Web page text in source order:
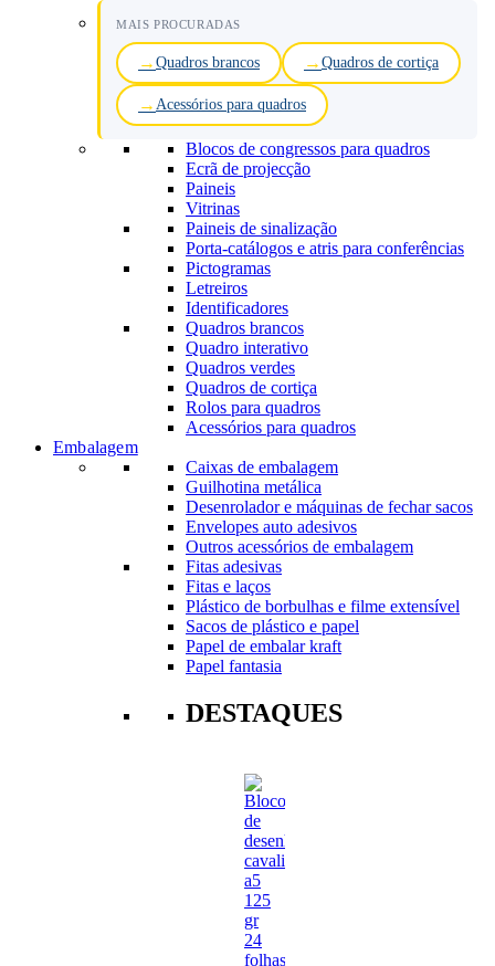
MAIS PROCURADAS
Quadros brancos Quadros de cortiça
Acessórios para quadros
Blocos de congressos para quadros
Ecrã de projecção
Paineis
Vitrinas
Paineis de sinalização
Porta-catálogos e atris para conferências
Pictogramas
Letreiros
Identificadores
Quadros brancos
Quadro interativo
Quadros verdes
Quadros de cortiça
Rolos para quadros
Acessórios para quadros
Embalagem
Caixas de embalagem
Guilhotina metálica
Desenrolador e máquinas de fechar sacos
Envelopes auto adesivos
Outros acessórios de embalagem
Fitas adesivas
Fitas e laços
Plástico de borbulhas e filme extensível
Sacos de plástico e papel
Papel de embalar kraft
Papel fantasia
DESTAQUES